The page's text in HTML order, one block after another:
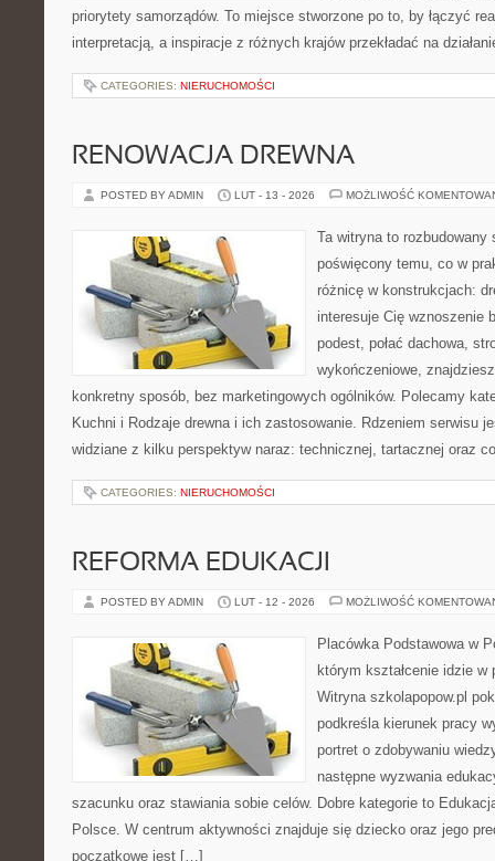
priorytety samorządów. To miejsce stworzone po to, by łączyć
interpretacją, a inspiracje z różnych krajów przekładać na
CATEGORIES: NIERUCHOMOŚCI
RENOWACJA DREWNA
POSTED BY ADMIN LUT - 13 - 2026 MOŻLIWOŚĆ
Ta witryna to rozbudowany
poświęcony temu, co w
różnicę w konstrukcjach:
interesuje Cię wznoszenie
podest, połać dachowa,
wykończeniowe,
konkretny sposób, bez marketingowych ogólników. Polecamy
Kuchni i Rodzaje drewna i ich zastosowanie. Rdzeniem serwisu
widziane z kilku perspektyw naraz: technicznej, tartacznej oraz
CATEGORIES: NIERUCHOMOŚCI
REFORMA EDUKACJI
POSTED BY ADMIN LUT - 12 - 2026 MOŻLIWOŚĆ
Placówka Podstawowa w
którym kształcenie idzie w
Witryna szkolapopow.pl
podkreśla kierunek pracy
portret o zdobywaniu
następne wyzwania
szacunku oraz stawiania sobie celów. Dobre kategorie to
Polsce. W centrum aktywności znajduje się dziecko oraz jego
początkowe jest […]